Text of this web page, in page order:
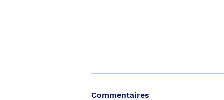
Commentaires